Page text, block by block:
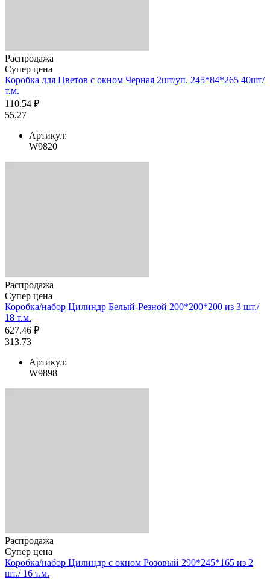
Распродажа
Супер цена
Коробка для Цветов с окном Черная 2шт/уп. 245*84*265 40шт/
т.м.
110.54 ₽
55.27
Артикул:
W9820
Распродажа
Супер цена
Коробка/набор Цилиндр Белый-Резной 200*200*200 из 3 шт./
18 т.м.
627.46 ₽
313.73
Артикул:
W9898
Распродажа
Супер цена
Коробка/набор Цилиндр с окном Розовый 290*245*165 из 2
шт./ 16 т.м.